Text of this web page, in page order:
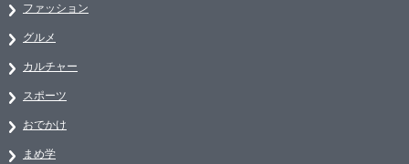
ファッション
グルメ
カルチャー
スポーツ
おでかけ
まめ学